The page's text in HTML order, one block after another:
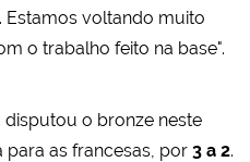
Estamos voltando muito
o trabalho feito na base".
disputou o bronze neste
as francesas, por 3 a 2.